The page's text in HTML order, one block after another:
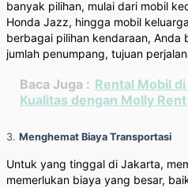
banyak pilihan, mulai dari mobil
Honda Jazz, hingga mobil
berbagai pilihan kendaraan, Anda
jumlah penumpang, tujuan
Baca Juga : Rental Mobil
Kualitas dengan Molly
3. Menghemat Biaya Transportasi
Untuk yang tinggal di Jakarta,
memerlukan biaya yang besar,